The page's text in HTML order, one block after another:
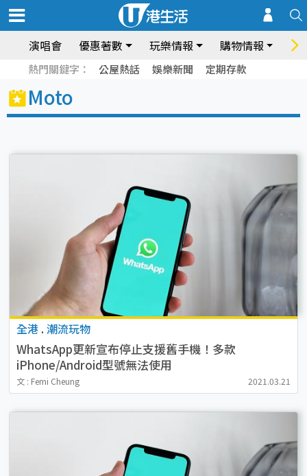
演唱會 優惠著數 玩樂情報 購物情報 飲
熱門關鍵字： 公屋熱話 娛樂新聞 定期存款
Moto
全港 . 潮流玩物
WhatsApp更新宣布停止支援舊手機！多款
iPhone/Android型號無法使用
文 : Femi Cheung 2021.03.21